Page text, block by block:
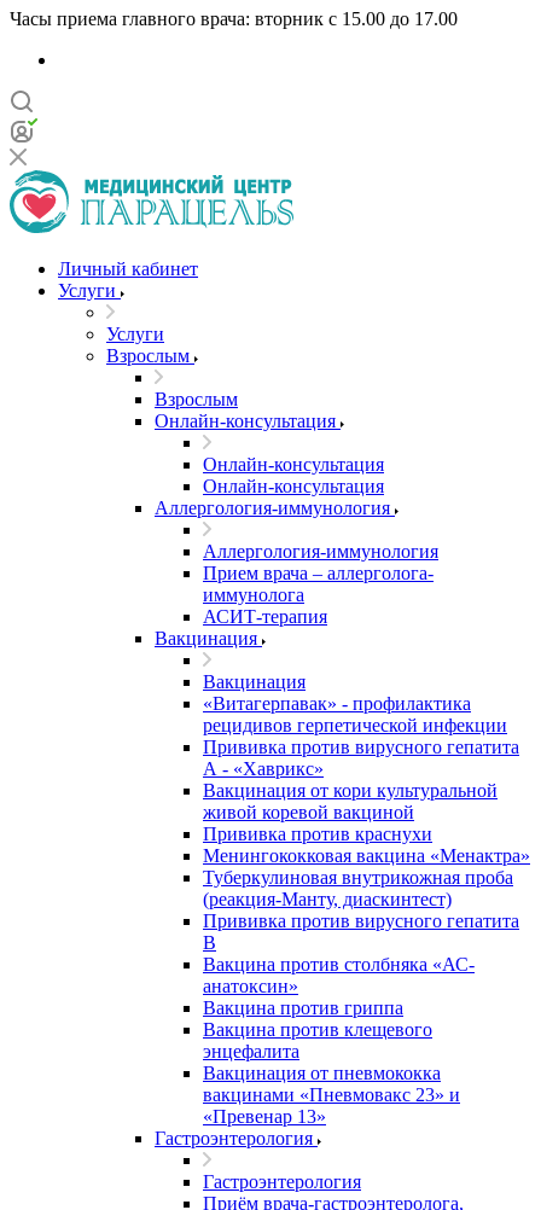
Часы приема главного врача: вторник с 15.00 до 17.00
Личный кабинет
Услуги
Услуги
Взрослым
Взрослым
Онлайн-консультация
Онлайн-консультация
Онлайн-консультация
Аллергология-иммунология
Аллергология-иммунология
Прием врача – аллерголога-
иммунолога
АСИТ-терапия
Вакцинация
Вакцинация
«Витагерпавак» - профилактика
рецидивов герпетической инфекции
Прививка против вирусного гепатита
А - «Хаврикс»
Вакцинация от кори культуральной
живой коревой вакциной
Прививка против краснухи
Менингококковая вакцина «Менактра»
Туберкулиновая внутрикожная проба
(реакция-Манту, диаскинтест)
Прививка против вирусного гепатита
В
Вакцина против столбняка «АС-
анатоксин»
Вакцина против гриппа
Вакцина против клещевого
энцефалита
Вакцинация от пневмококка
вакцинами «Пневмовакс 23» и
«Превенар 13»
Гастроэнтерология
Гастроэнтерология
Приём врача-гастроэнтеролога,